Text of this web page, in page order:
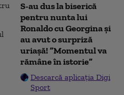
S-au dus la biserică
pentru nunta lui
Ronaldo cu Georgina și
au avut o surpriză
uriașă! ”Momentul va
rămâne în istorie”
Descarcă aplicația Digi
Sport